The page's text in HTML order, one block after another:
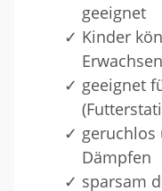
geeignet
Kinder
geeignet
Dämpfen
sparsam